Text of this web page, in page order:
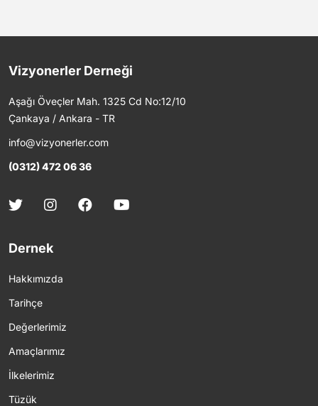
Vizyonerler Derneği
Aşağı Öveçler Mah. 1325 Cd No:12/10
Çankaya / Ankara - TR
info@vizyonerler.com
(0312) 472 06 36
Dernek
Hakkımızda
Tarihçe
Değerlerimiz
Amaçlarımız
İlkelerimiz
Tüzük